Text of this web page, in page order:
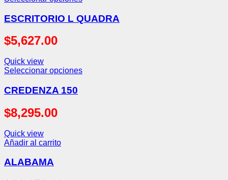
ESCRITORIO L QUADRA
$5,627.00
Quick view
Seleccionar opciones
CREDENZA 150
$8,295.00
Quick view
Añadir al carrito
ALABAMA